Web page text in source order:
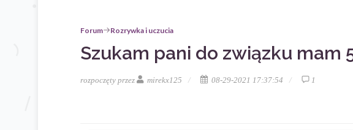
Forum Rozrywka i uczucia
Szukam pani do związku mam
rozpoczęty przez mirekx125 08-29-2021 17:37:54 1